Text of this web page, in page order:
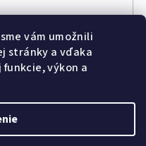
vám umožnili
stránky a vďaka
výkon a